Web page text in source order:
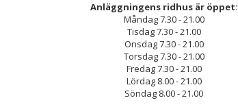
Anläggningens ridhus är öppet:
Måndag 7.30 - 21.00
Tisdag 7.30 - 21.00
Onsdag 7.30 - 21.00
Torsdag 7.30 - 21.00
Fredag 7.30 - 21.00
Lördag 8.00 - 21.00
Söndag 8.00 - 21.00